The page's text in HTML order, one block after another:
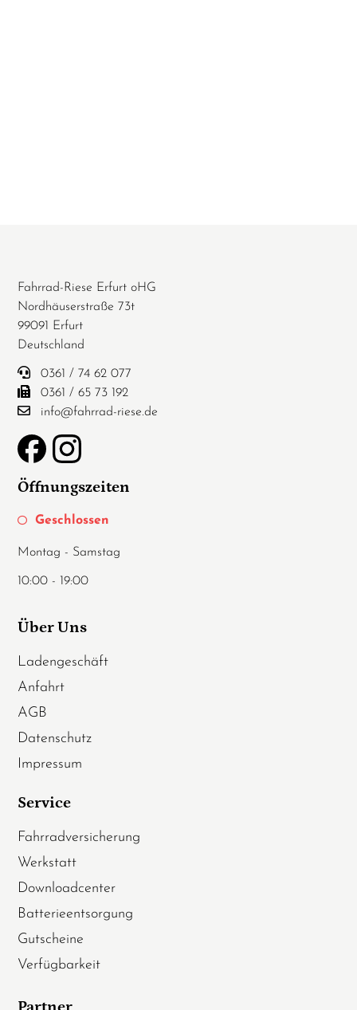
Fahrrad-Riese Erfurt oHG
Nordhäuserstraße 73t
99091 Erfurt
Deutschland
0361 / 74 62 077
0361 / 65 73 192
info@fahrrad-riese.de
Öffnungszeiten
Geschlossen
Montag - Samstag
10:00 - 19:00
Über Uns
Ladengeschäft
Anfahrt
AGB
Datenschutz
Impressum
Service
Fahrradversicherung
Werkstatt
Downloadcenter
Batterieentsorgung
Gutscheine
Verfügbarkeit